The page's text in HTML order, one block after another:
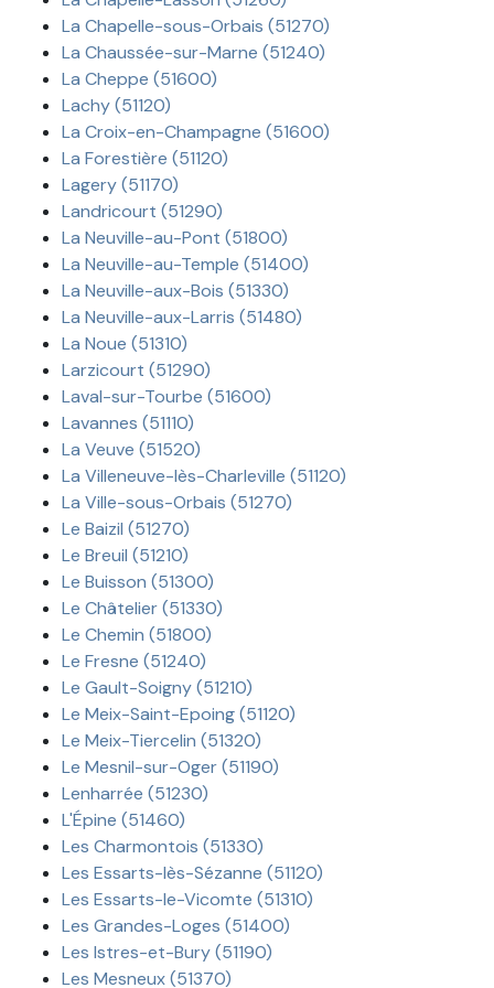
La Chapelle-sous-Orbais (51270)
La Chaussée-sur-Marne (51240)
La Cheppe (51600)
Lachy (51120)
La Croix-en-Champagne (51600)
La Forestière (51120)
Lagery (51170)
Landricourt (51290)
La Neuville-au-Pont (51800)
La Neuville-au-Temple (51400)
La Neuville-aux-Bois (51330)
La Neuville-aux-Larris (51480)
La Noue (51310)
Larzicourt (51290)
Laval-sur-Tourbe (51600)
Lavannes (51110)
La Veuve (51520)
La Villeneuve-lès-Charleville (51120)
La Ville-sous-Orbais (51270)
Le Baizil (51270)
Le Breuil (51210)
Le Buisson (51300)
Le Châtelier (51330)
Le Chemin (51800)
Le Fresne (51240)
Le Gault-Soigny (51210)
Le Meix-Saint-Epoing (51120)
Le Meix-Tiercelin (51320)
Le Mesnil-sur-Oger (51190)
Lenharrée (51230)
L'Épine (51460)
Les Charmontois (51330)
Les Essarts-lès-Sézanne (51120)
Les Essarts-le-Vicomte (51310)
Les Grandes-Loges (51400)
Les Istres-et-Bury (51190)
Les Mesneux (51370)